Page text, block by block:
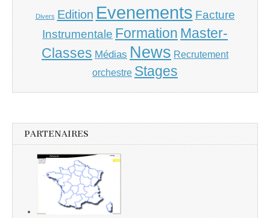
Divers Edition Evenements Facture
Instrumentale Formation Master-
Classes Médias News Recrutement
orchestre Stages
PARTENAIRES